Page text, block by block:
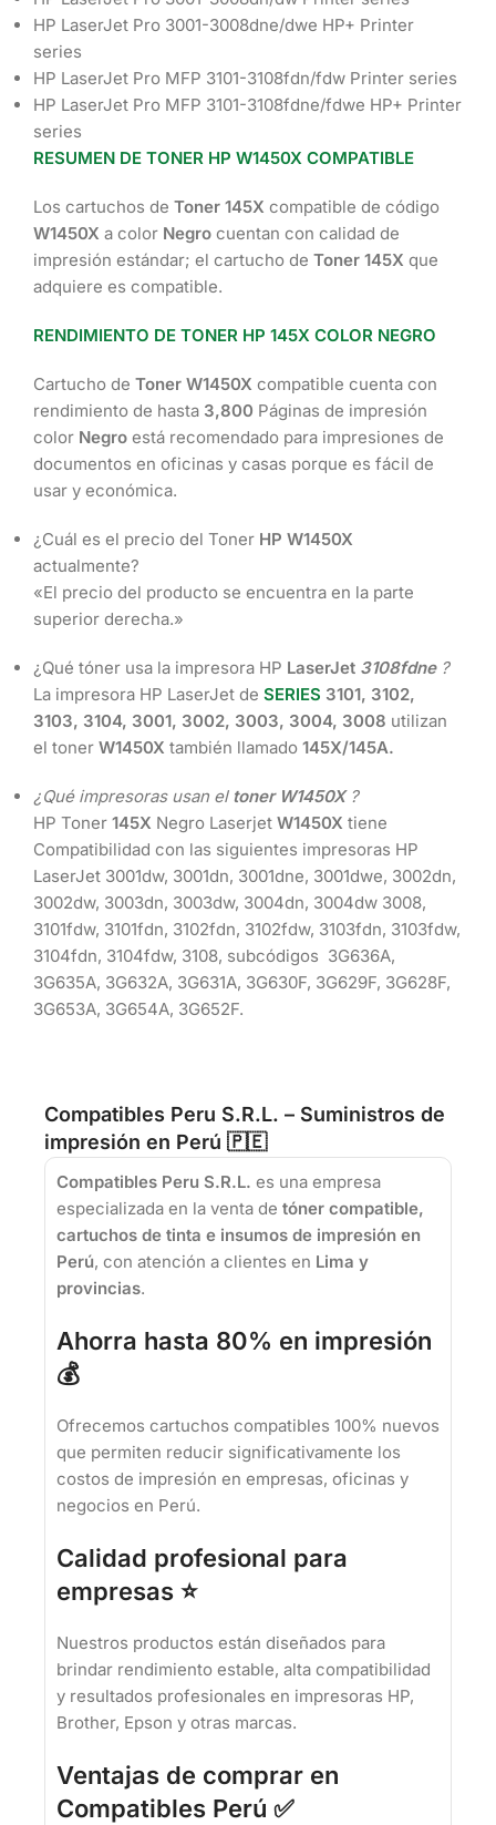
HP LaserJet Pro 3001-3008dne/dwe HP+ Printer
series
HP LaserJet Pro MFP 3101-3108fdn/fdw Printer series
HP LaserJet Pro MFP 3101-3108fdne/fdwe HP+ Printer
series
RESUMEN DE TONER HP W1450X COMPATIBLE
Los cartuchos de Toner 145X compatible de código
W1450X a color Negro cuentan con calidad de
impresión estándar; el cartucho de Toner 145X que
adquiere es compatible.
RENDIMIENTO DE TONER HP 145X COLOR NEGRO
Cartucho de Toner W1450X compatible cuenta con
rendimiento de hasta 3,800 Páginas de impresión
color Negro está recomendado para impresiones de
documentos en oficinas y casas porque es fácil de
usar y económica.
¿Cuál es el precio del Toner HP W1450X
actualmente?
«El precio del producto se encuentra en la parte
superior derecha.»
¿Qué tóner usa la impresora HP LaserJet 3108fdne?
La impresora HP LaserJet de SERIES 3101, 3102,
3103, 3104, 3001, 3002, 3003, 3004, 3008 utilizan
el toner W1450X también llamado 145X/145A.
¿Qué impresoras usan el toner W1450X ?
HP Toner 145X Negro Laserjet W1450X tiene
Compatibilidad con las siguientes impresoras HP
LaserJet 3001dw, 3001dn, 3001dne, 3001dwe, 3002dn,
3002dw, 3003dn, 3003dw, 3004dn, 3004dw 3008,
3101fdw, 3101fdn, 3102fdn, 3102fdw, 3103fdn, 3103fdw,
3104fdn, 3104fdw, 3108, subcódigos 3G636A,
3G635A, 3G632A, 3G631A, 3G630F, 3G629F, 3G628F,
3G653A, 3G654A, 3G652F.
Compatibles Peru S.R.L. – Suministros de
impresión en Perú 🇵🇪
Compatibles Peru S.R.L. es una empresa
especializada en la venta de tóner compatible,
cartuchos de tinta e insumos de impresión en
Perú, con atención a clientes en Lima y
provincias.
Ahorra hasta 80% en impresión
💰
Ofrecemos cartuchos compatibles 100% nuevos
que permiten reducir significativamente los
costos de impresión en empresas, oficinas y
negocios en Perú.
Calidad profesional para
empresas ⭐
Nuestros productos están diseñados para
brindar rendimiento estable, alta compatibilidad
y resultados profesionales en impresoras HP,
Brother, Epson y otras marcas.
Ventajas de comprar en
Compatibles Perú ✅